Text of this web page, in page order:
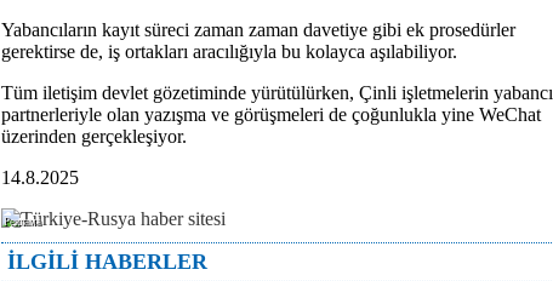
Yabancıların kayıt süreci zaman zaman davetiye gibi ek prosedürler
gerektirse de, iş ortakları aracılığıyla bu kolayca aşılabiliyor.
Tüm iletişim devlet gözetiminde yürütülürken, Çinli işletmelerin yabancı
partnerleriyle olan yazışma ve görüşmeleri de çoğunlukla yine WeChat
üzerinden gerçekleşiyor.
14.8.2025
Реклама
İLGİLİ HABERLER